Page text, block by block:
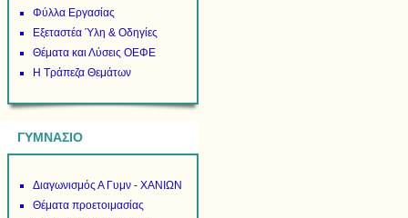
Φύλλα Εργασίας
Εξεταστέα Ύλη & Οδηγίες
Θέματα και Λύσεις ΟΕΦΕ
Η Τράπεζα Θεμάτων
ΓΥΜΝΑΣΙΟ
Διαγωνισμός Α Γυμν - ΧΑΝΙΩΝ
Θέματα προετοιμασίας